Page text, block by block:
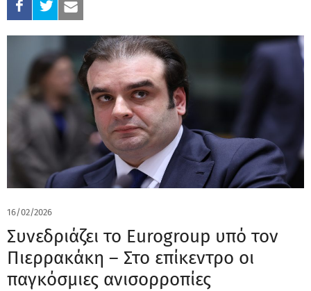
16/02/2026
Συνεδριάζει το Eurogroup υπό τον
Πιερρακάκη – Στο επίκεντρο οι
παγκόσμιες ανισορροπίες